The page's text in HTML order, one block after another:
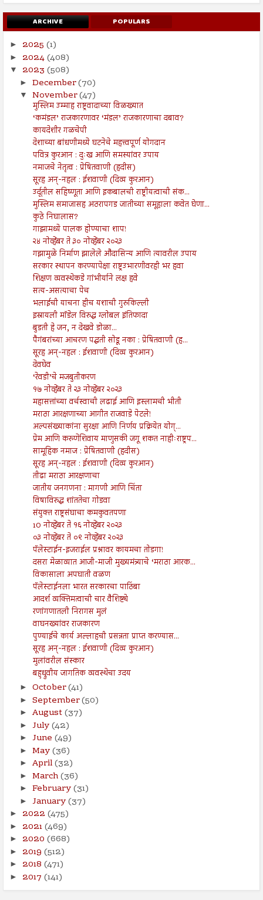
ARCHIVE POPULARS
► 2025 (1)
► 2024(408)
▼ 2023 (508)
► December(70)
▼ November(47)
मुस्लिम उम्माह राष्ट्रवादाच्या विळख्यात
‘कमंडल’ राजकारणावर ‘मंडल’ राजकारणाचा दबाव?
कायदेशीर गळचेपी
देशाच्या बांधणीमध्ये घटनेचे महत्त्वपूर्ण योगदान
पवित्र कुरआन : दुःख आणि समस्यांवर उपाय
नमाजचे नेतृत्व : प्रेषितवाणी (हदीस)
सूरह अन्-नहल : ईशवाणी (दिव्य कुरआन)
उर्दूतील सहिष्णूता आणि इकबालची राष्ट्रीयत्वाची संक...
मुस्लिम समाजासह अठरापगड जातीच्या समूहाला कवेत घेणा...
कुठे निघालास?
गाझामध्ये पालक होण्याचा शाप!
२४ नोव्हेंबर ते ३० नोव्हेंबर २०२३
गझामुळे निर्माण झालेले औदासिन्य आणि त्यावरील उपाय
सरकार स्थापन करण्यापेक्षा राष्ट्रउभारणीवरही भर हवा
शिक्षण व्यवस्थेकडे गांभीर्याने लक्ष हवे
सत्य-असत्याचा पेच
भलाईची याचना हीच यशाची गुरुकिल्ली
इस्रायली मॉडेल विरुद्ध ग्लोबल इंतिफादा
बुडती हे जन, न देखवे डोळा...
पैगंबरांच्या आचरण पद्धती सोडू नका : प्रेषितवाणी (ह...
सूरह अन्-नहल : ईशवाणी (दिव्य कुरआन)
देवघेव
‘रेवडी’चे मजबुतीकरण
१७ नोव्हेंबर ते २३ नोव्हेंबर २०२३
महासत्तांच्या वर्चस्वाची लढाई आणि इस्लामची भीती
मराठा आरक्षणाच्या आगीत राजवाडे पेटले!
अल्पसंख्याकांना सुरक्षा आणि निर्णय प्रक्रियेत योग्...
प्रेम आणि करुणेशिवाय माणुसकी जगू शकत नाहीःराष्ट्रप...
सामूहिक नमाज : प्रेषितवाणी (हदीस)
सूरह अन्-नहल : ईशवाणी (दिव्य कुरआन)
तीढा मराठा आरक्षणाचा
जातीय जनगणना : मागणी आणि चिंता
विषाविरुद्ध शांततेचा गोडवा
संयुक्त राष्ट्रसंघाचा कमकुवतपणा
10 नोव्हेंबर ते १६ नोव्हेंबर २०२३
०३ नोव्हेंबर ते ०९ नोव्हेंबर २०२३
पॅलेस्टाईन-इजराईल प्रश्नावर कायमचा तोडगा!
दसरा मेळाव्यात आजी-माजी मुख्यमंत्र्याचे ‘मराठा आरक...
विकासाला अपघाती वळण
पॅलेस्टाईनला भारत सरकारचा पाठिंबा
आदर्श व्यक्तिमत्वाची चार वैशिष्ट्ये
रणांगणातली निरागस मुलं
वाघनख्यांवर राजकारण
पुण्याईचे कार्य अल्लाहची प्रसन्नता प्राप्त करण्यास...
सूरह अन्-नहल : ईशवाणी (दिव्य कुरआन)
मुलांवरील संस्कार
बहुध्रुवीय जागतिक व्यवस्थेचा उदय
► October(41)
► September(50)
► August(37)
► July(42)
► June (49)
► May(36)
► April(32)
► March(36)
► February(31)
► January(37)
► 2022 (475)
► 2021(469)
► 2020 (668)
► 2019 (512)
► 2018 (471)
► 2017 (141)